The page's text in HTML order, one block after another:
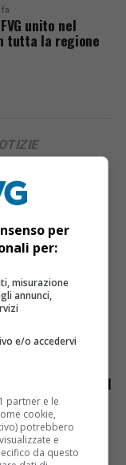
unito nel
tutta la regione
sui social:
da milioni
ecco tutte
dopo la
annullato per il
alle
per
per:
misurazione
annunci,
e/o accedervi
partner e le
cookie,
potrebbero
e
da questo